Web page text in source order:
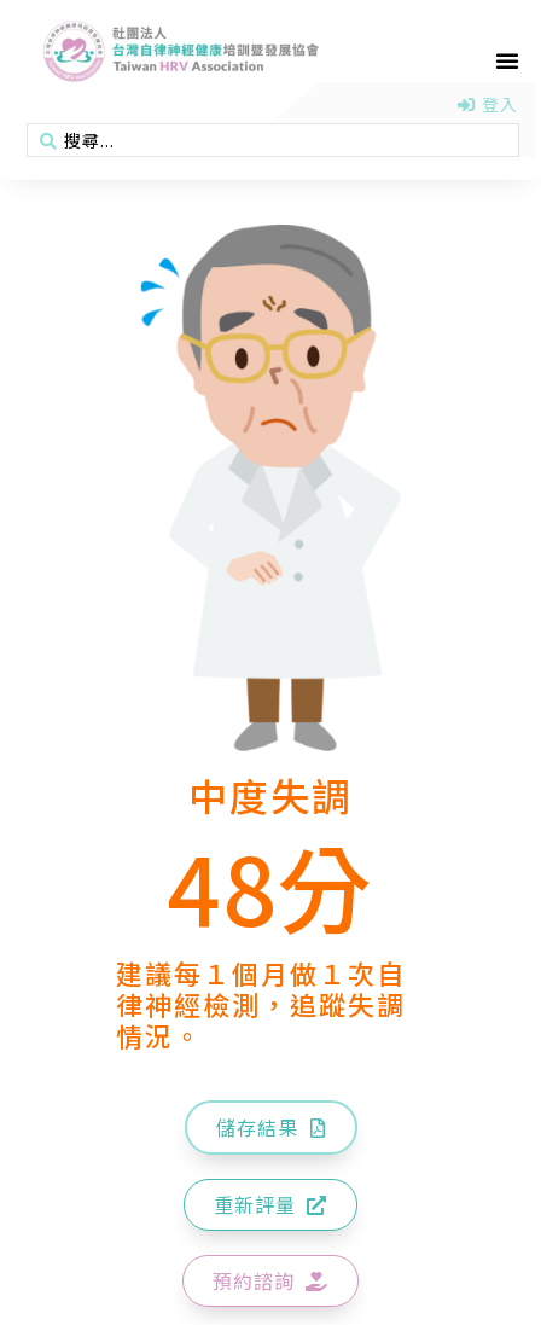
登入
中度失調
48分
建議每１個月做１次自
律神經檢測，追蹤失調
情況。
儲存結果
重新評量
預約諮詢